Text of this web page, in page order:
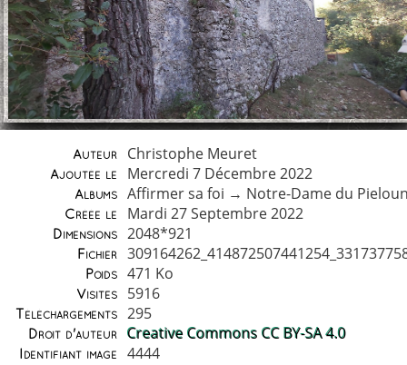
Auteur Christophe Meuret
Ajoutée le Mercredi 7 Décembre 2022
Albums Affirmer sa foi → Notre-Dame du
Créée le Mardi 27 Septembre 2022
Dimensions 2048*921
Fichier
Poids 471 Ko
Visites 5916
Téléchargements 295
Droit d'auteur Creative Commons CC BY-SA 4.0
Identifiant image 4444